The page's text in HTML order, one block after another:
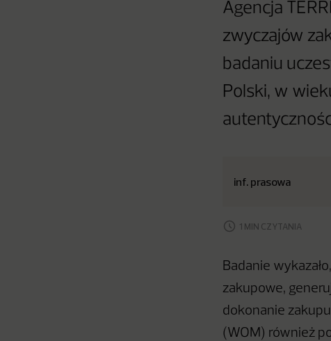
Agencja
zwyczajów
badaniu
Polski, w
inf. prasowa
1 MIN CZYTANIA
Badanie
zakupowe,
dokonanie
(WOM) również